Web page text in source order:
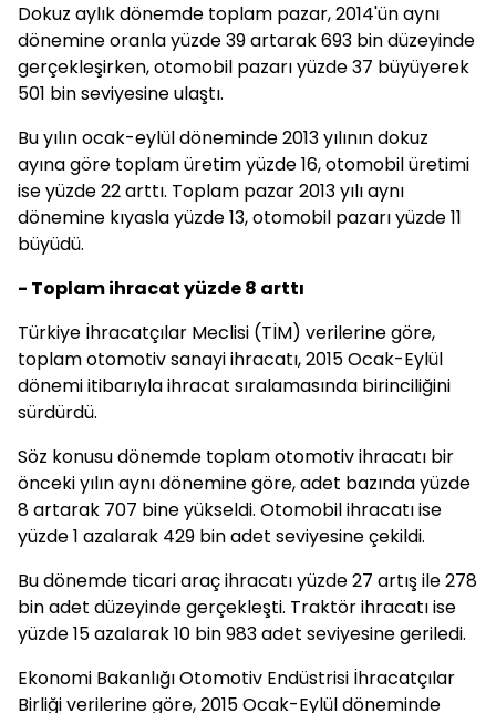
Dokuz aylık dönemde toplam pazar, 2014'ün aynı
dönemine oranla yüzde 39 artarak 693 bin düzeyinde
gerçekleşirken, otomobil pazarı yüzde 37 büyüyerek
501 bin seviyesine ulaştı.
Bu yılın ocak-eylül döneminde 2013 yılının dokuz
ayına göre toplam üretim yüzde 16, otomobil üretimi
ise yüzde 22 arttı. Toplam pazar 2013 yılı aynı
dönemine kıyasla yüzde 13, otomobil pazarı yüzde 11
büyüdü.
- Toplam ihracat yüzde 8 arttı
Türkiye İhracatçılar Meclisi (TİM) verilerine göre,
toplam otomotiv sanayi ihracatı, 2015 Ocak-Eylül
dönemi itibarıyla ihracat sıralamasında birinciliğini
sürdürdü.
Söz konusu dönemde toplam otomotiv ihracatı bir
önceki yılın aynı dönemine göre, adet bazında yüzde
8 artarak 707 bine yükseldi. Otomobil ihracatı ise
yüzde 1 azalarak 429 bin adet seviyesine çekildi.
Bu dönemde ticari araç ihracatı yüzde 27 artış ile 278
bin adet düzeyinde gerçekleşti. Traktör ihracatı ise
yüzde 15 azalarak 10 bin 983 adet seviyesine geriledi.
Ekonomi Bakanlığı Otomotiv Endüstrisi İhracatçılar
Birliği verilerine göre, 2015 Ocak-Eylül döneminde